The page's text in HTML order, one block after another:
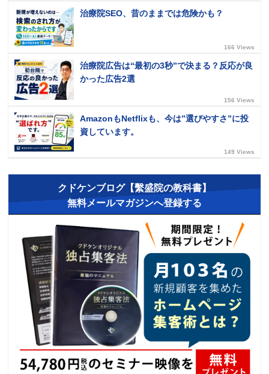
治療院SEO、昔のままでは危険かも？
166 Views
治療院広告は“最初の3秒”で決まる？反応が良
かった広告2選
156 Views
AmazonもNetflixも、今は”選びやすさ”に投
資しています。
149 Views
クドケンブログ【繫盛院の教科書】
無料メールマガジンへ登録する